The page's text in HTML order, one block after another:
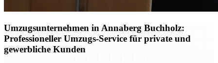
Umzugsunternehmen in Annaberg Buchholz:
Professioneller Umzugs-Service für private und
gewerbliche Kunden